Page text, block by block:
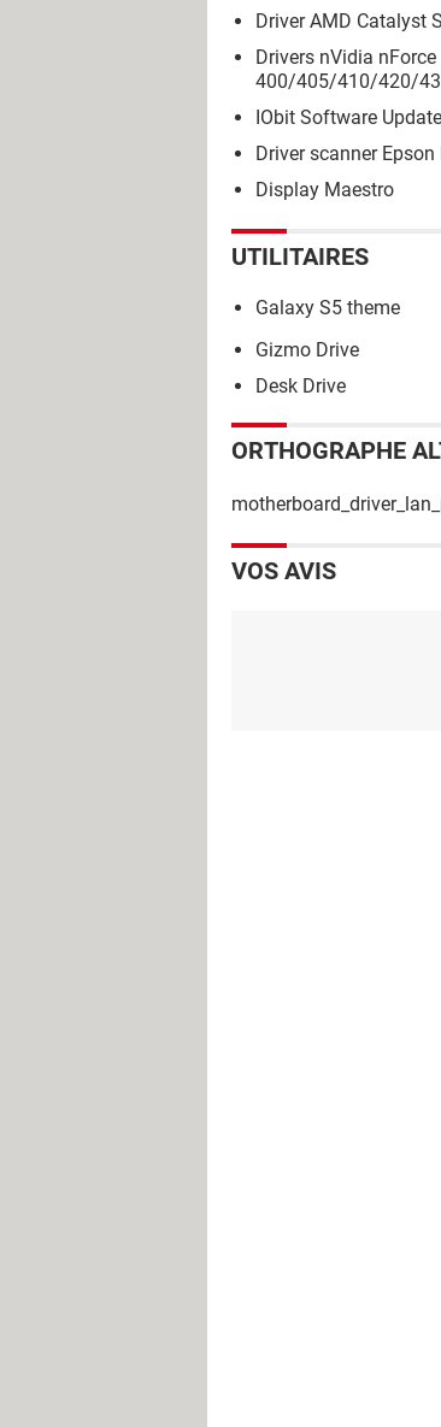
Driver AMD Catalyst
Drivers nVidia nForce
400/405/410/420/
IObit Software
Driver scanner
Display Maestro
UTILITAIRES
Galaxy S5 theme
Gizmo Drive
Desk Drive
ORTHOGRAPHE
VOS AVIS